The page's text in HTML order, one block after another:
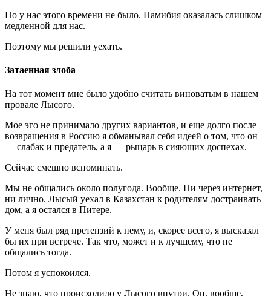
Но у нас этого времени не было. Намибия оказалась слишком
медленной для нас.
Поэтому мы решили уехать.
Затаенная злоба
На тот момент мне было удобно считать виноватым в нашем
провале Лысого.
Мое эго не принимало других вариантов, и еще долго после
возвращения в Россию я обманывал себя идеей о том, что он
— слабак и предатель, а я — рыцарь в сияющих доспехах.
Сейчас смешно вспоминать.
Мы не общались около полугода. Вообще. Ни через интернет,
ни лично. Лысый уехал в Казахстан к родителям достраивать
дом, а я остался в Питере.
У меня был ряд претензий к нему, и, скорее всего, я высказал
бы их при встрече. Так что, может и к лучшему, что не
общались тогда.
Потом я успокоился.
Не знаю, что происходило у Лысого внутри. Он, вообще,